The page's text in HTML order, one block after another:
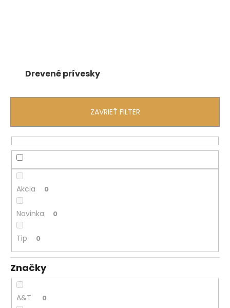
Drevené prívesky
ZAVRIEŤ FILTER
Akcia 0
Novinka 0
Tip 0
Značky
A&T 0
a
e